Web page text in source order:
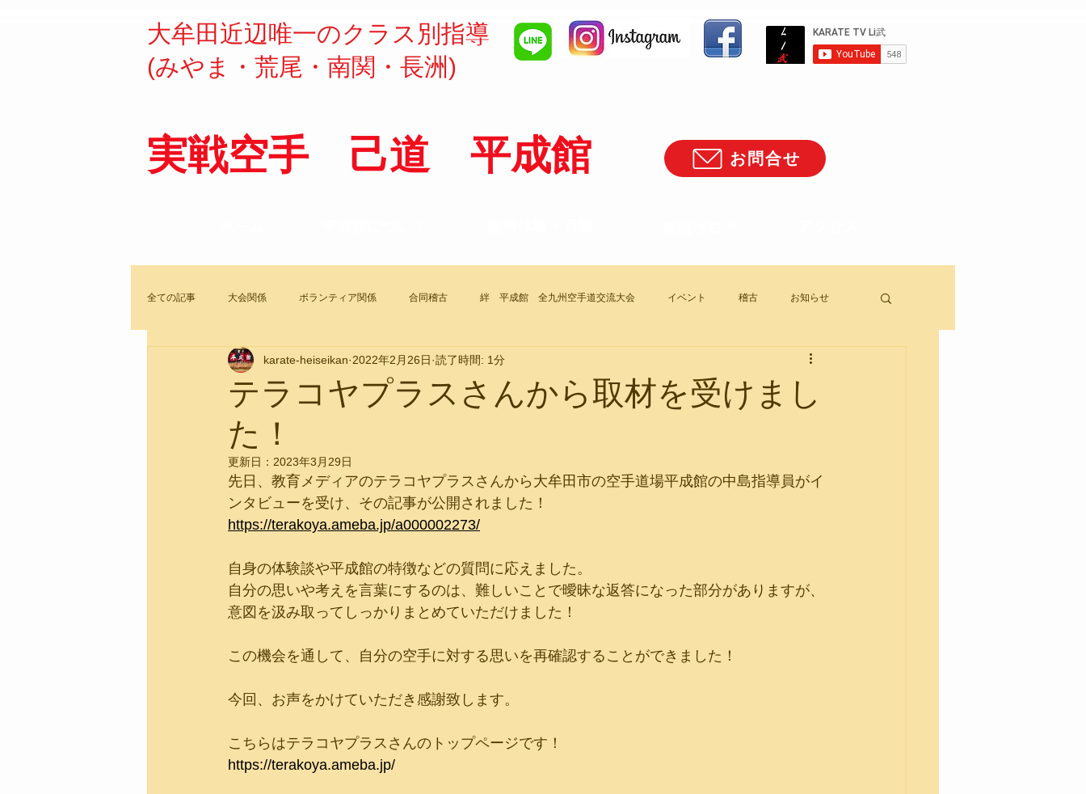
​​大牟田近辺唯一のクラス別指導
(みやま・荒尾・南関・長洲)
実戦空手 己道 平成館 お問合せ
全ての記事 大会関係 ボランティア関係 合同稽古 絆 平成館 全九州空手道交流大会 イベント 稽古 お知らせ
テラコヤプラスさんから取材を受けまし
た！
karate-heiseikan 2022年2月26日 読了時間: 1分
更新日： 2023年3月29日
先日、教育メディアのテラコヤプラスさんから大牟田市の空手道場平成館の中島指導員がイ
ンタビューを受け、その記事が公開されました！
https://terakoya.ameba.jp/a000002273/
自身の体験談や平成館の特徴などの質問に応えました。
自分の思いや考えを言葉にするのは、難しいことで曖昧な返答になった部分がありますが、
意図を汲み取ってしっかりまとめていただけました！
この機会を通して、自分の空手に対する思いを再確認することができました！
今回、お声をかけていただき感謝致します。
こちらはテラコヤプラスさんのトップページです！
https://terakoya.ameba.jp/